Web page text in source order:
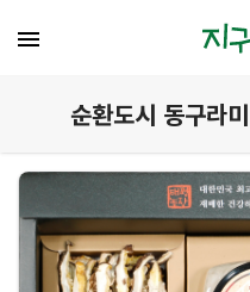
menu
순환도시 동구라